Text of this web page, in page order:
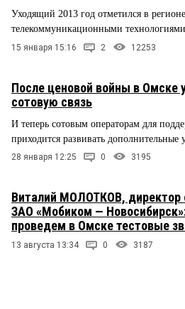
Уходящий 2013 год отметился в
телекоммуникационными
15 января 15:16 2 12253
После ценовой войны в Омске
сотовую связь
И теперь сотовым операторам для
приходится развивать дополнительные
28 января 12:25 0 3195
Виталий МОЛОТКОВ, директор
ЗАО «Мобиком —
проведем в Омске тестовые
13 августа 13:34 0 3187